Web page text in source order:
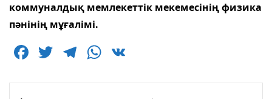
коммуналдық мемлекеттік мекемесінің физика
пәнінің мұғалімі.
F
c
T
itt
T
e
W
at